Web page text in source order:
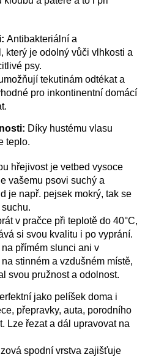
Antibakteriální a
který je odolný vůči vlhkosti a
psy.
tekutinám odtékat a
pro inkontinentní domácí
Díky hustému vlasu
teplo.
hřejivost je vetbed vysoce
vašemu psovi suchý a
je např. pejsek mokrý, tak se
v pračce při teplotě do 40°C,
si svou kvalitu i po vyprání.
přímém slunci ani v
stinném a vzdušném místě,
svou pružnost a odolnost.
jako pelíšek doma i
přepravky, auta, porodního
Lze řezat a dál upravovat na
spodní vrstva zajišťuje